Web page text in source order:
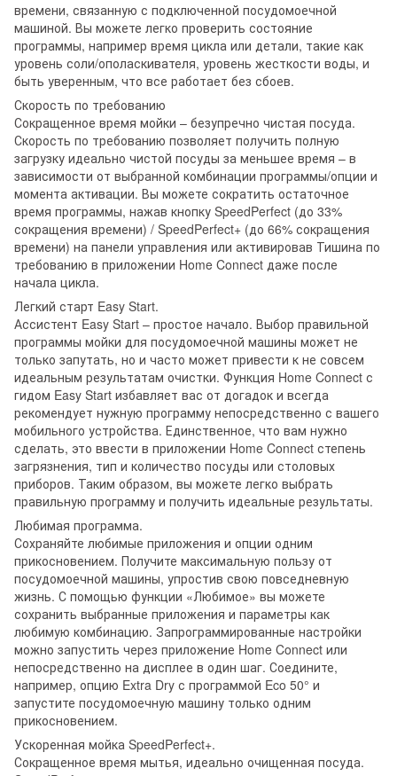
времени, связанную с подключенной посудомоечной
машиной. Вы можете легко проверить состояние
программы, например время цикла или детали, такие как
уровень соли/ополаскивателя, уровень жесткости воды, и
быть уверенным, что все работает без сбоев.
Скорость по требованию
Сокращенное время мойки – безупречно чистая посуда.
Скорость по требованию позволяет получить полную
загрузку идеально чистой посуды за меньшее время – в
зависимости от выбранной комбинации программы/опции и
момента активации. Вы можете сократить остаточное
время программы, нажав кнопку SpeedPerfect (до 33%
сокращения времени) / SpeedPerfect+ (до 66% сокращения
времени) на панели управления или активировав Тишина по
требованию в приложении Home Connect даже после
начала цикла.
Легкий старт Easy Start.
Ассистент Easy Start – простое начало. Выбор правильной
программы мойки для посудомоечной машины может не
только запутать, но и часто может привести к не совсем
идеальным результатам очистки. Функция Home Connect с
гидом Easy Start избавляет вас от догадок и всегда
рекомендует нужную программу непосредственно с вашего
мобильного устройства. Единственное, что вам нужно
сделать, это ввести в приложении Home Connect степень
загрязнения, тип и количество посуды или столовых
приборов. Таким образом, вы можете легко выбрать
правильную программу и получить идеальные результаты.
Любимая программа.
Сохраняйте любимые приложения и опции одним
прикосновением. Получите максимальную пользу от
посудомоечной машины, упростив свою повседневную
жизнь. С помощью функции «Любимое» вы можете
сохранить выбранные приложения и параметры как
любимую комбинацию. Запрограммированные настройки
можно запустить через приложение Home Connect или
непосредственно на дисплее в один шаг. Соедините,
например, опцию Extra Dry с программой Eco 50° и
запустите посудомоечную машину только одним
прикосновением.
Ускоренная мойка SpeedPerfect+.
Сокращенное время мытья, идеально очищенная посуда.